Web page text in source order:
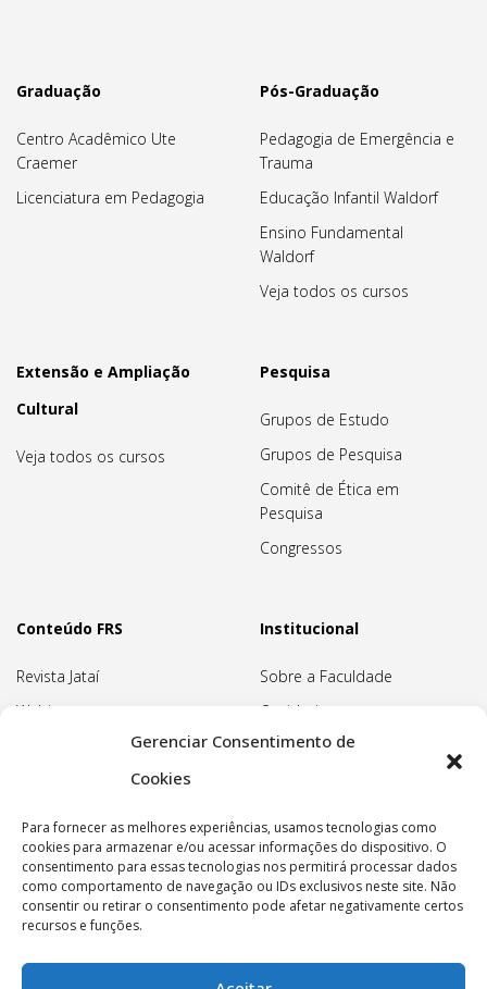
Gerenciar Consentimento de
Cookies
Para fornecer as melhores experiências, usamos tecnologias como
cookies para armazenar e/ou acessar informações do dispositivo. O
consentimento para essas tecnologias nos permitirá processar dados
como comportamento de navegação ou IDs exclusivos neste site. Não
consentir ou retirar o consentimento pode afetar negativamente certos
recursos e funções.
Graduação
Centro Acadêmico Ute
Craemer
Licenciatura em Pedagogia
Pós-Graduação
Pedagogia de Emergência e
Trauma
Educação Infantil Waldorf
Ensino Fundamental
Waldorf
Veja todos os cursos
Extensão e Ampliação
Cultural
Veja todos os cursos
Pesquisa
Grupos de Estudo
Grupos de Pesquisa
Comitê de Ética em
Pesquisa
Congressos
Conteúdo FRS
Revista Jataí
Webinars
Institucional
Sobre a Faculdade
Ouvidoria
Pedagogia Waldorf
Nossa Sede
Política de privacidade